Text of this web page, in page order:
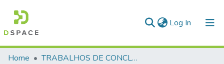
Log In (current)
Communities & Collections
Home
TRABALHOS DE CONCLUSÃO DE CURSO - CEGESP (CURSO DE ESPECIALIZAÇÃO EM GERENCIAMENTO EM SEGURANÇA PÚBLICA)